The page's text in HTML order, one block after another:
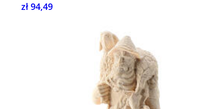
zł 94,49